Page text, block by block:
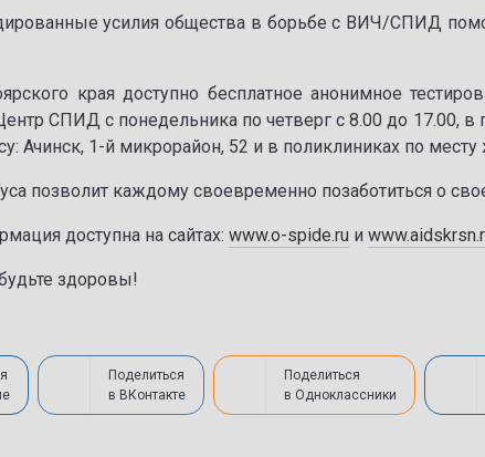
усилия общества в борьбе с ВИЧ/СПИД
края доступно бесплатное анонимное
СПИД с понедельника по четверг с 8.00 до 17.00, в
Ачинск, 1-й микрорайон, 52 и в поликлиниках по месту
позволит каждому своевременно позаботиться о
доступна на сайтах: www.o-spide.ru и
здоровы!
Поделиться
в ВКонтакте
Поделиться
в Одноклассники